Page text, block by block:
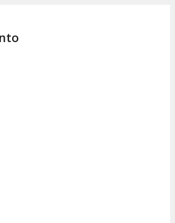
la aldea de
nos transportarán a un mundo de
detallada: